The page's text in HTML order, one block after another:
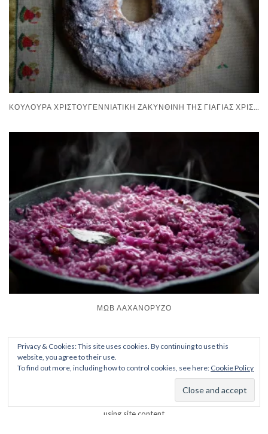
ΜΩΒ ΛΑΧΑΝΌΡΥΖΟ
Copyright © 2019-20 ManaCooks Please obtain permission before
using site content
Privacy & Cookies: This site uses cookies. By continuing to use this
website, you agree to their use.
To find out more, including how to control cookies, see here: Cookie Policy